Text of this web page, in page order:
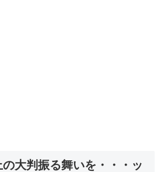
大判振る舞いを・・・ッ